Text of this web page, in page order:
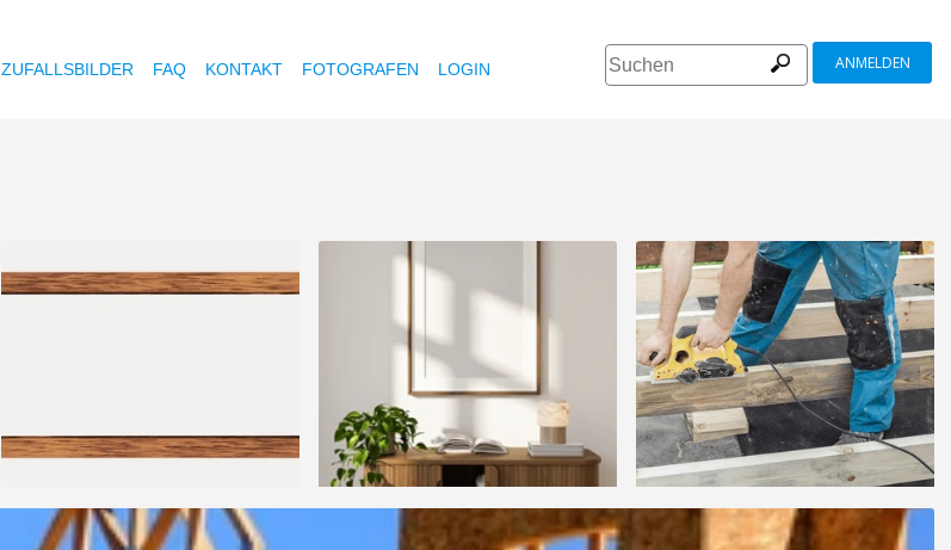
ZUFALLSBILDER FAQ KONTAKT FOTOGRAFEN LOGIN ANMELDEN